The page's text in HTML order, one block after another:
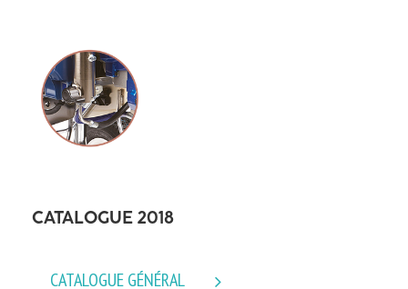
CATALOGUE 2018
CATALOGUE GÉNÉRAL